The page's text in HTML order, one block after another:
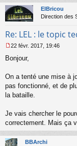
l
u
ElBricou
Direction des
Re: LEL : le topic
e
s
g
e
o
n
u
22 févr. 2017, 19:46
Bonjour,
On a tenté une mise à
pas fonctionné, et de
la bataille.
Je vais chercher le
correctement. Mais ça
BBArchi